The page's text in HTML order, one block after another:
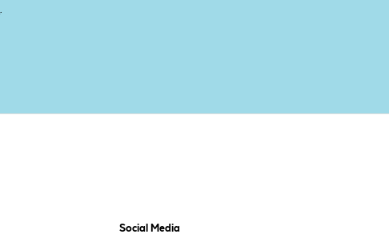
Social Media